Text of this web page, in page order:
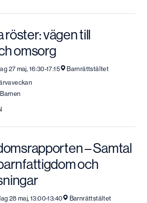
röster: vägen till
omsorg
27 maj, 16:30-17:15
Barnrättstältet
– Samtal
och
28 maj, 13:00-13:40
Barnrättstältet